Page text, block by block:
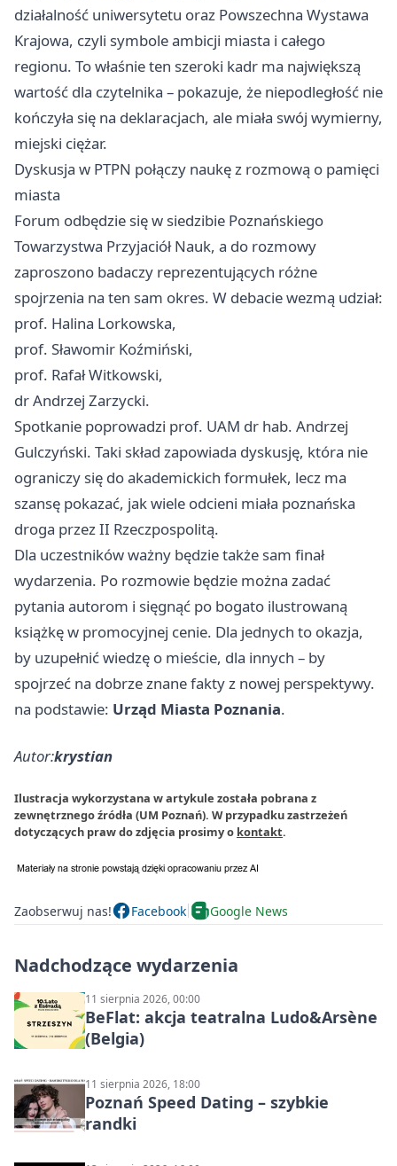
działalność uniwersytetu oraz Powszechna Wystawa
Krajowa, czyli symbole ambicji miasta i całego
regionu. To właśnie ten szeroki kadr ma największą
wartość dla czytelnika – pokazuje, że niepodległość nie
kończyła się na deklaracjach, ale miała swój wymierny,
miejski ciężar.
Dyskusja w PTPN połączy naukę z rozmową o pamięci
miasta
Forum odbędzie się w siedzibie Poznańskiego
Towarzystwa Przyjaciół Nauk, a do rozmowy
zaproszono badaczy reprezentujących różne
spojrzenia na ten sam okres. W debacie wezmą udział:
prof. Halina Lorkowska,
prof. Sławomir Koźmiński,
prof. Rafał Witkowski,
dr Andrzej Zarzycki.
Spotkanie poprowadzi prof. UAM dr hab. Andrzej
Gulczyński. Taki skład zapowiada dyskusję, która nie
ograniczy się do akademickich formułek, lecz ma
szansę pokazać, jak wiele odcieni miała poznańska
droga przez II Rzeczpospolitą.
Dla uczestników ważny będzie także sam finał
wydarzenia. Po rozmowie będzie można zadać
pytania autorom i sięgnąć po bogato ilustrowaną
książkę w promocyjnej cenie. Dla jednych to okazja,
by uzupełnić wiedzę o mieście, dla innych – by
spojrzeć na dobrze znane fakty z nowej perspektywy.
na podstawie: Urząd Miasta Poznania.
Autor:krystian
Ilustracja wykorzystana w artykule została pobrana z
zewnętrznego źródła (UM Poznań). W przypadku zastrzeżeń
dotyczących praw do zdjęcia prosimy o kontakt.
Zaobserwuj nas! Facebook Google News
Nadchodzące wydarzenia
11 sierpnia 2026, 00:00
BeFlat: akcja teatralna Ludo&Arsène
(Belgia)
11 sierpnia 2026, 18:00
Poznań Speed Dating – szybkie
randki